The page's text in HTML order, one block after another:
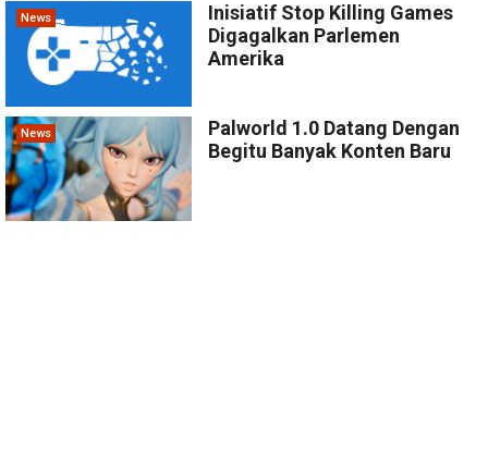
News
Inisiatif Stop Killing Games
Digagalkan Parlemen
Amerika
News
Palworld 1.0 Datang Dengan
Begitu Banyak Konten Baru